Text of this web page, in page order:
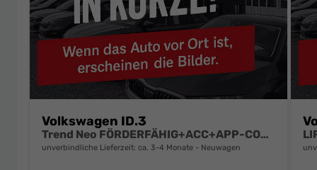
Volkswagen ID.3
Trend Neo FÖRDERFÄHIG+ACC+APP-CONNECT+KLIMA+LED+LIGHT ASSIST
unverbindliche Lieferzeit: ca. 3-4 Monate Neuwagen